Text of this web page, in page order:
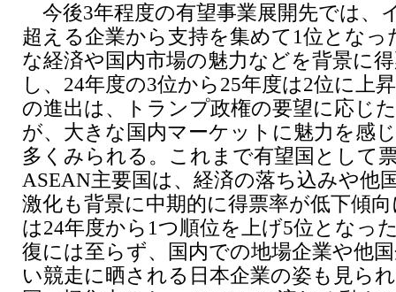
今後3年程度の有望事業展開先では、
超える企業から支持を集めて1位となっ
な経済や国内市場の魅力などを背景に
し、24年度の3位から25年度は2位に上
の進出は、トランプ政権の要望に応じ
が、大きな国内マーケットに魅力を感
多くみられる。これまで有望国として
ASEAN主要国は、経済の落ち込みや他
激化も背景に中期的に得票率が低下傾
は24年度から1つ順位を上げ5位となっ
復には至らず、国内での地場企業や他
い競走に晒される日本企業の姿も見ら